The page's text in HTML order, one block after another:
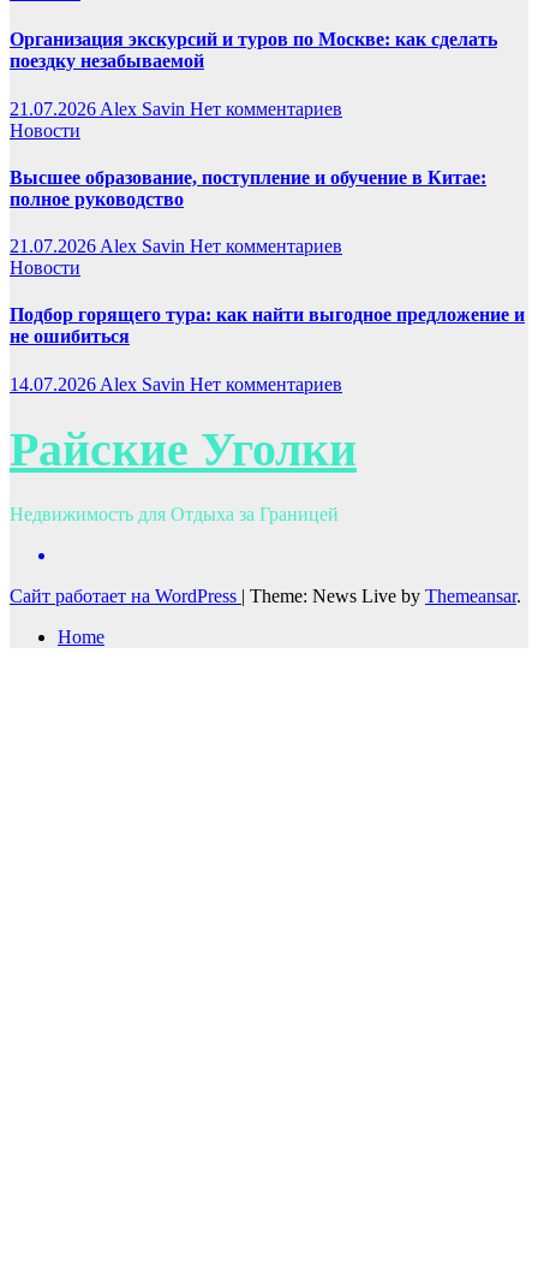
Организация экскурсий и туров по Москве: как сделать
поездку незабываемой
21.07.2026 Alex Savin Нет комментариев
Новости
Высшее образование, поступление и обучение в Китае:
полное руководство
21.07.2026 Alex Savin Нет комментариев
Новости
Подбор горящего тура: как найти выгодное предложение и
не ошибиться
14.07.2026 Alex Savin Нет комментариев
Райские Уголки
Недвижимость для Отдыха за Границей
Сайт работает на WordPress | Theme: News Live by Themeansar.
Home